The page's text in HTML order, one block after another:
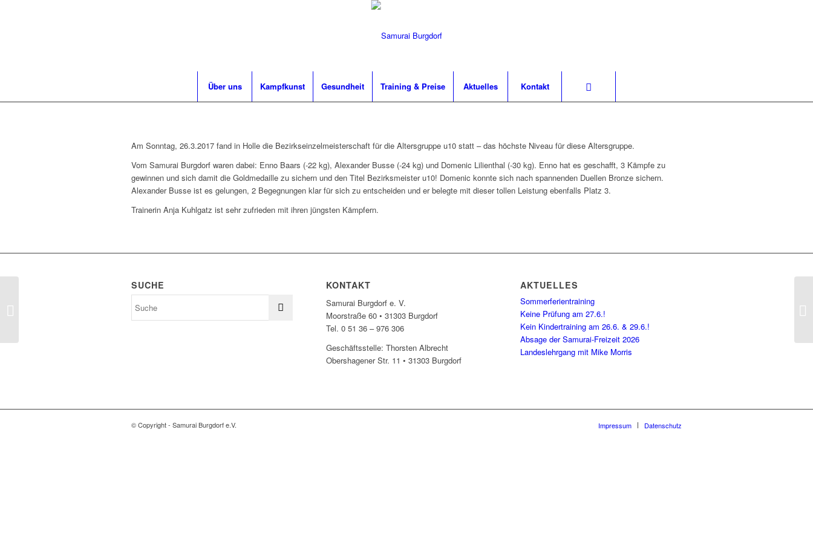
Über uns Kampfkunst Gesundheit Training & Preise Aktuelles Kontakt
Am Sonntag, 26.3.2017 fand in Holle die Bezirkseinzelmeisterschaft für die Altersgruppe u10 statt – das höchste Niveau für diese Altersgruppe.
Vom Samurai Burgdorf waren dabei: Enno Baars (-22 kg), Alexander Busse (-24 kg) und Domenic Lilienthal (-30 kg). Enno hat es geschafft, 3 Kämpfe zu
gewinnen und sich damit die Goldmedaille zu sichern und den Titel Bezirksmeister u10! Domenic konnte sich nach spannenden Duellen Bronze sichern.
Alexander Busse ist es gelungen, 2 Begegnungen klar für sich zu entscheiden und er belegte mit dieser tollen Leistung ebenfalls Platz 3.
Trainerin Anja Kuhlgatz ist sehr zufrieden mit ihren jüngsten Kämpfern.
SUCHE KONTAKT
Samurai Burgdorf e. V.
Moorstraße 60 • 31303 Burgdorf
Tel. 0 51 36 – 976 306
Geschäftsstelle: Thorsten Albrecht
Obershagener Str. 11 • 31303 Burgdorf
AKTUELLES
Sommerferientraining
Keine Prüfung am 27.6.!
Kein Kindertraining am 26.6. & 29.6.!
Absage der Samurai-Freizeit 2026
Landeslehrgang mit Mike Morris
© Copyright - Samurai Burgdorf e.V. Impressum Datenschutz